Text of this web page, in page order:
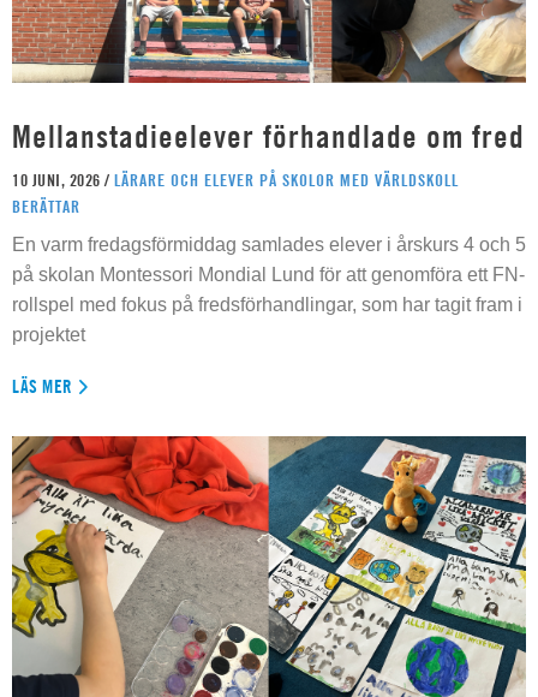
Mellanstadieelever förhandlade om fred
10 JUNI, 2026 / LÄRARE OCH ELEVER PÅ SKOLOR MED VÄRLDSKOLL
BERÄTTAR
En varm fredagsförmiddag samlades elever i årskurs 4 och 5
på skolan Montessori Mondial Lund för att genomföra ett FN-
rollspel med fokus på fredsförhandlingar, som har tagit fram i
projektet
LÄS MER